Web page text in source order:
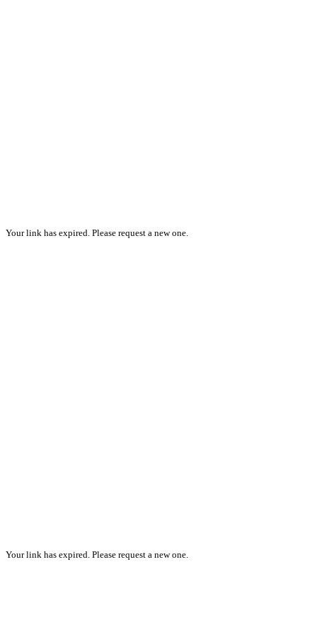
Your link has expired. Please request a new one.
Your link has expired. Please request a new one.